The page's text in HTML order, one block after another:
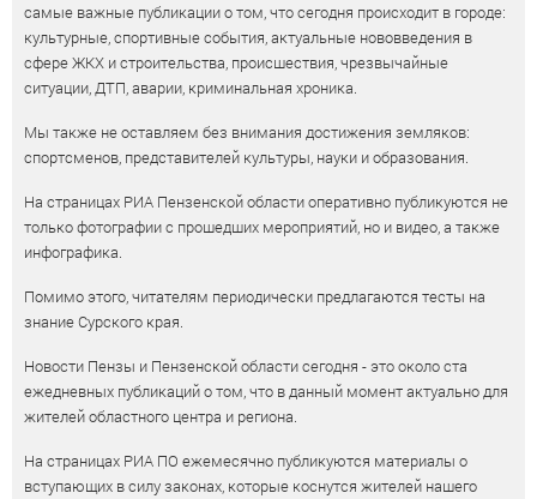
самые важные публикации о том, что сегодня происходит в городе:
культурные, спортивные события, актуальные нововведения в
сфере ЖКХ и строительства, происшествия, чрезвычайные
ситуации, ДТП, аварии, криминальная хроника.
Мы также не оставляем без внимания достижения земляков:
спортсменов, представителей культуры, науки и образования.
На страницах РИА Пензенской области оперативно публикуются не
только фотографии с прошедших мероприятий, но и видео, а также
инфографика.
Помимо этого, читателям периодически предлагаются тесты на
знание Сурского края.
Новости Пензы и Пензенской области сегодня - это около ста
ежедневных публикаций о том, что в данный момент актуально для
жителей областного центра и региона.
На страницах РИА ПО ежемесячно публикуются материалы о
вступающих в силу законах, которые коснутся жителей нашего